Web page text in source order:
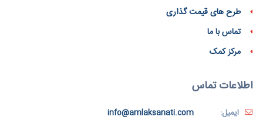
طرح های قیمت گذاری
تماس با ما
مرکز کمک
اطلاعات تماس
ایمیل:
info@amlaksanati.com